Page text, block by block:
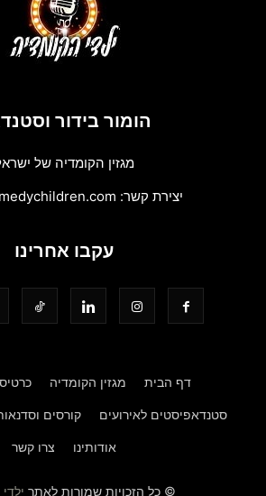
הומור בידור
מגזין הקומדיה של
יצירת קשר:
עקבו אחרינו
דף הבית מגזין הקומדיה
סטנדאפיסטים לאירועים קורסים
אודותינו צרו קשר
© כל הזכויות שמורות לאתר